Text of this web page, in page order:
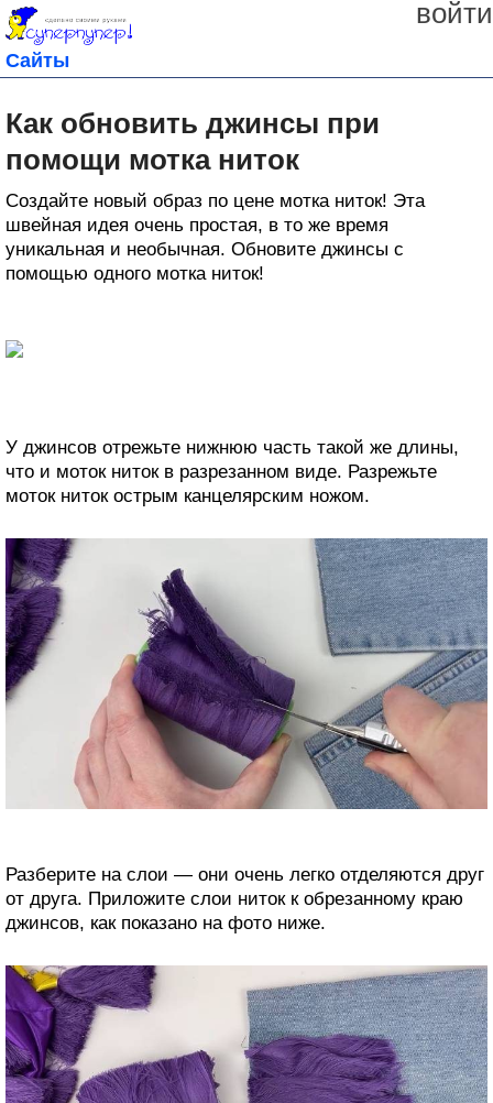
войти
Сайты
Как обновить джинсы при
помощи мотка ниток
Создайте новый образ по цене мотка ниток! Эта
швейная идея очень простая, в то же время
уникальная и необычная. Обновите джинсы с
помощью одного мотка ниток!
У джинсов отрежьте нижнюю часть такой же длины,
что и моток ниток в разрезанном виде. Разрежьте
моток ниток острым канцелярским ножом.
Разберите на слои — они очень легко отделяются друг
от друга. Приложите слои ниток к обрезанному краю
джинсов, как показано на фото ниже.